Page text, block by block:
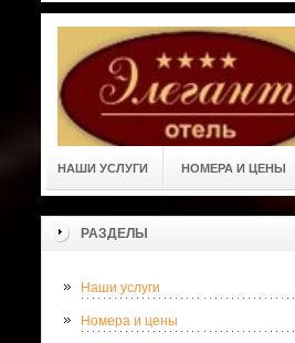
НАШИ УСЛУГИ НОМЕРА И ЦЕНЫ
РАЗДЕЛЫ
Наши услуги
Номера и цены